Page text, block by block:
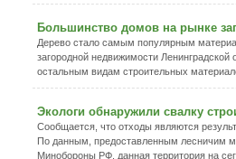
Большинство домов на рынке
Дерево стало самым популярным
загородной недвижимости
остальным видам строительных
Экологи обнаружили свалку
Сообщается, что отходы являются
По данным, предоставленным лесничим
Минобороны РФ, данная территория на